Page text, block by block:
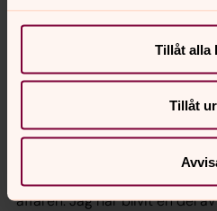
Tillåt alla
Tillåt
En ny syn på livet och
De första åren möttes han
en ny tandläkare utifrån. Men
förändrats. Att han
något – både för invånarna
– Nu får jag kramar på
affären. Jag har blivit en del